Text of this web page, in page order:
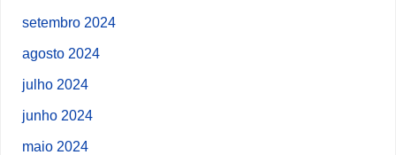
setembro 2024
agosto 2024
julho 2024
junho 2024
maio 2024